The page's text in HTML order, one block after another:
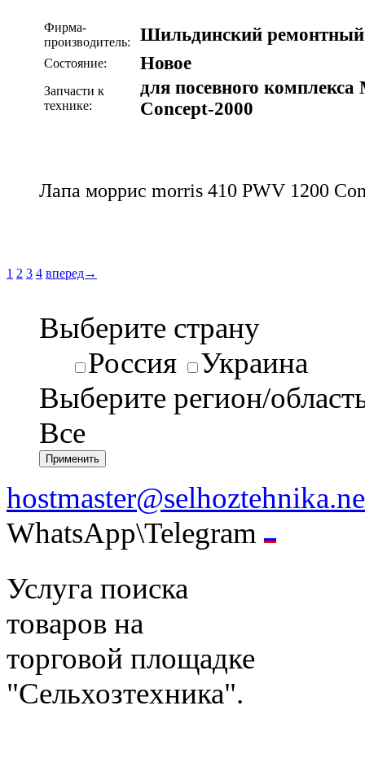
Фирма-
производитель:
Шильдинский ремонтный
Состояние: Новое
Запчасти к
технике:
для посевного
Concept-2000
Лапа моррис morris 410 PWV 1200
1 2 3 4 вперед→
Выберите страну
Россия
Украина
Выберите регион/
Все
WhatsApp\Telegram
Услуга поиска
товаров на
торговой площадке
"Сельхозтехника".